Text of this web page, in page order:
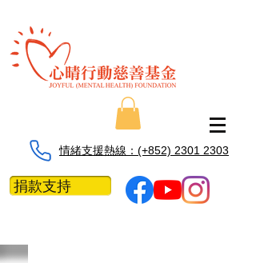
情緒支援熱線：​​(+852) 2301 2303
捐款支持